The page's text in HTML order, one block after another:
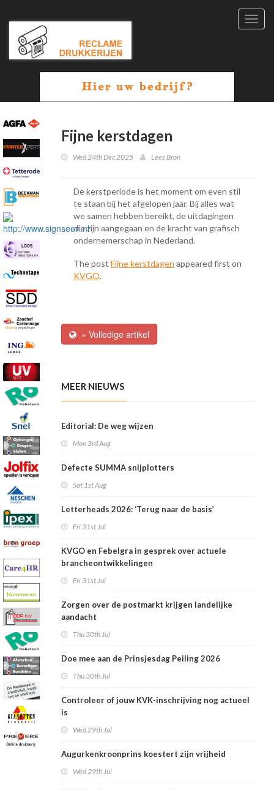
Fijne kerstdagen
Wed 24th Dec 2025 Lees Bron
De kerstperiode is het moment om even stil
te staan bij het afgelopen jaar. Bij alles wat
we samen hebben bereikt, de uitdagingen
die zijn aangegaan en de kracht van grafisch
ondernemerschap in Nederland.
The post Fijne kerstdagen appeared first on
KVGO.
» Volledige artikel
MEER NIEUWS
Editorial: De weg wijzen
Mon 3rd Aug
Defecte SUMMA snijplotters
Sat 1st Aug
Letterheads 2026: ‘Terug naar de basis’
Fri 31st Jul
KVGO en Febelgra in gesprek over actuele
brancheontwikkelingen
Fri 31st Jul
Zorgen over de postmarkt krijgen landelijke
aandacht
Thu 30th Jul
Doe mee aan de Prinsjesdag Peiling 2026
Thu 30th Jul
Controleer of jouw KVK-inschrijving nog actueel
is
Wed 29th Jul
Augurkenkroonprins koestert zijn vrijheid
Wed 29th Jul